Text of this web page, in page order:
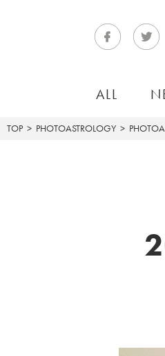
ALL
TOP PHOTOASTROLOGY